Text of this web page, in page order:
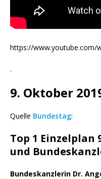
https://www.youtube.com/
.
9. Oktober
Quelle Bundestag:
Top 1 Einzelplan
und
Bundeskanzlerin Dr.